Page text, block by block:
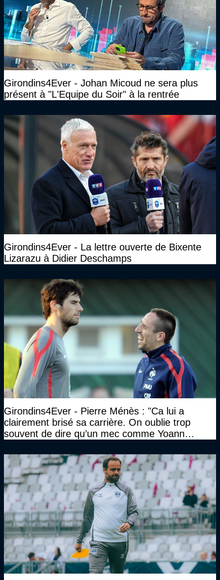
Girondins4Ever - Johan Micoud ne sera plus
présent à "L'Equipe du Soir" à la rentrée
Girondins4Ever - La lettre ouverte de Bixente
Lizarazu à Didier Deschamps
Girondins4Ever - Pierre Ménès : "Ca lui a
clairement brisé sa carrière. On oublie trop
souvent de dire qu’un mec comme Yoann